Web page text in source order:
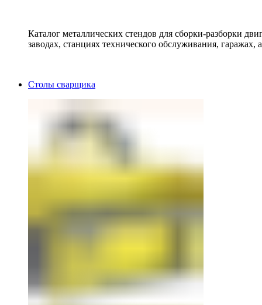
Каталог металлических стендов для сборки-разборки
заводах, станциях технического обслуживания, гаражах,
Столы сварщика